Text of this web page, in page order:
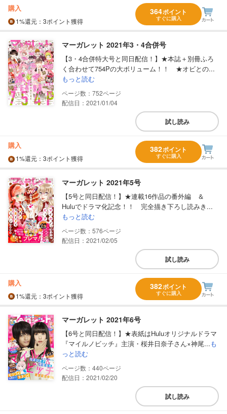
購入
1%還元 ：3ポイント獲得
364ポイント
すぐに購入
マーガレット 2021年3・4合併号
【3・4合併特大号と同日配信！】★本誌＋別冊ふろ
く合わせて754Pの大ボリューム！！ ★オビとの...
もっと読む
752
配信日：2021/01/04
試し読み
購入
1%還元 ：3ポイント獲得
382ポイント
すぐに購入
マーガレット 2021年5号
【5号と同日配信！】★連載16作品の番外編 ＆
Huluでドラマ化記念！！ 完全描き下ろし読みき...
もっと読む
576
配信日：2021/02/05
試し読み
購入
1%還元 ：3ポイント獲得
382ポイント
すぐに購入
マーガレット 2021年6号
【6号と同日配信！】★表紙はHuluオリジナルドラマ
『マイルノビッチ』主演・桜井日奈子さん×神尾...も
っと読む
440
配信日：2021/02/20
試し読み